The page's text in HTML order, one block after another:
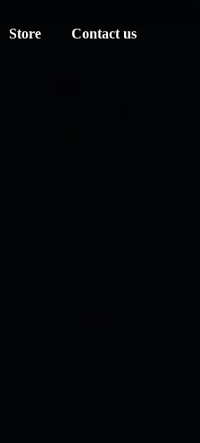
Store Contact us